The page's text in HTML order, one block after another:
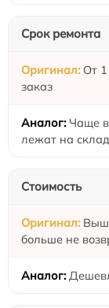
Срок ремонта
От
заказ
Чаще
лежат на
Стоимость
больше не